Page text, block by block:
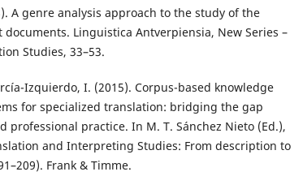
A genre analysis approach to the study of the
Linguistica Antverpiensia, New Series –
Studies, 33–53.
Izquierdo, I. (2015). Corpus-based knowledge
for specialized translation: bridging the gap
professional practice. In M. T. Sánchez Nieto (Ed.),
and Interpreting Studies: From description to
Frank & Timme.